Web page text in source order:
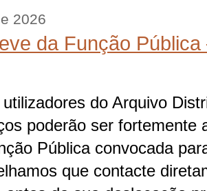
2026
da Função
do Arquivo
poderão ser fortemente
Pública convocada
que contacte